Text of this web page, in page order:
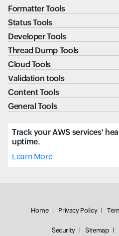
Formatter Tools
Status Tools
Developer Tools
Thread Dump Tools
Cloud Tools
Validation tools
Content Tools
General Tools
Track your AWS services'
uptime.
Learn More
Home Privacy Policy
Security Sitemap